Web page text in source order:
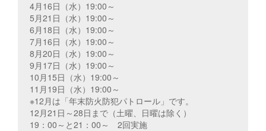
4月16日（水）19:00～
5月21日（水）19:00～
6月18日（水）19:00～
7月16日（水）19:00～
8月20日（水）19:00～
9月17日（水）19:00～
10月15日（水）19:00～
11月19日（水）19:00～
※12月は「年末防火防犯パトロール」です。
12月21日～28日まで（土曜、日曜は除く）
19：00～と21：00～ 2回実施